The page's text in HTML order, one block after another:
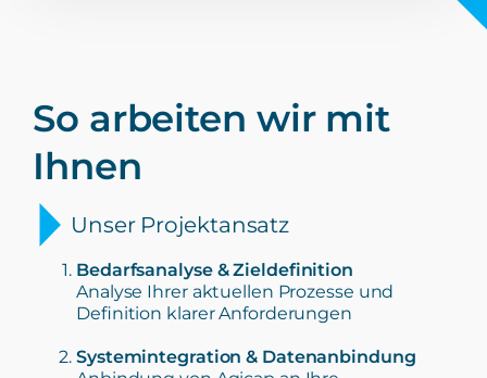
So arbeiten wir mit
Ihnen
Unser Projektansatz
Bedarfsanalyse & Zieldefinition
Analyse Ihrer aktuellen Prozesse und
Definition klarer Anforderungen
Systemintegration & Datenanbindung